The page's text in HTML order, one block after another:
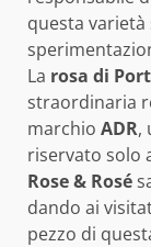
questa
La rosa di
straordinaria
marchio ADR,
riservato solo
Rose & Rosé
dando ai
pezzo di